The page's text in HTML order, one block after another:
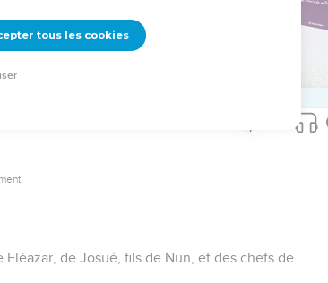
pour l'étranger en séjour parmi eux, afin que celui
et ne meure pas de la main du vengeur du sang
de Josué, fils de Nun, et des chefs de
tous les cookies